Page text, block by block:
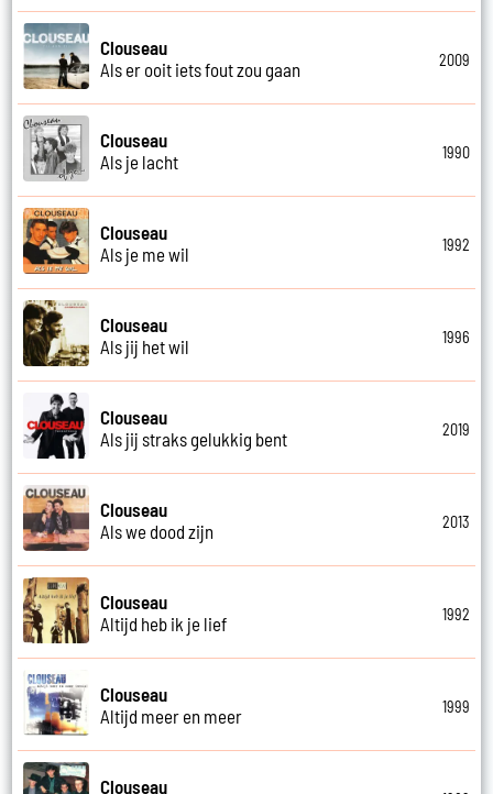
Clouseau
Als er ooit iets fout zou gaan
2009
Clouseau
Als je lacht
1990
Clouseau
Als je me wil
1992
Clouseau
Als jij het wil
1996
Clouseau
Als jij straks gelukkig bent
2019
Clouseau
Als we dood zijn
2013
Clouseau
Altijd heb ik je lief
1992
Clouseau
Altijd meer en meer
1999
Clouseau